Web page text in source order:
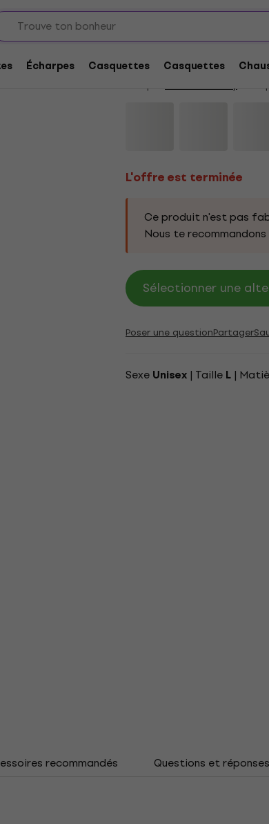
Écharpes Casquettes Casquettes
L'offre est terminée
Freddie Mercury
Marque: Freddie Mercury
L'offre est terminée
Ce produit n'est pas
Nous te
Sélectionner une
Poser une questionPartager
Sexe Unisex | Taille L |
recommandés Questions et réponses